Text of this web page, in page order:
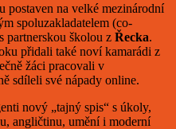
postaven na velké mezinárodní
spoluzakladatelem (co-
partnerskou školou z Řecka.
přidali také noví kamarádi z
žáci pracovali v
sdíleli své nápady online.
nový „tajný spis“ s úkoly,
angličtinu, umění i moderní